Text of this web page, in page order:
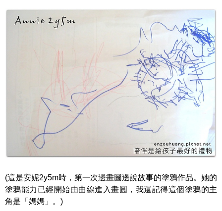
(這是安妮2y5m時，第一次邊畫圖邊說故事的塗鴉作品。她的
塗鴉能力已經開始由曲線進入畫圓，我還記得這個塗鴉的主
角是「媽媽」。)